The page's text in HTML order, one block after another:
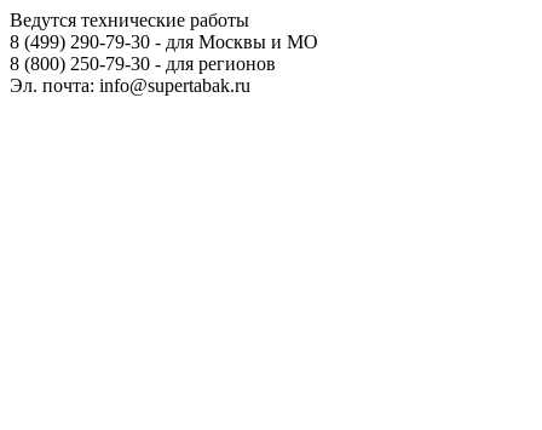
Ведутся технические работы
8 (499) 290-79-30 - для Москвы и МО
8 (800) 250-79-30 - для регионов
Эл. почта: info@supertabak.ru